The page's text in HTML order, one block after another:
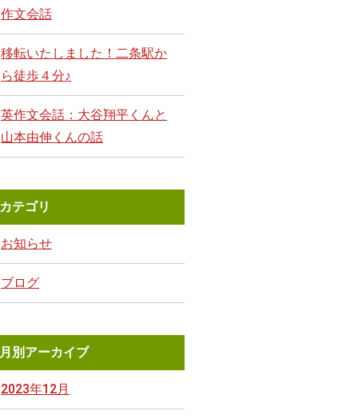
作文会話
移転いたしました！二条駅か
ら徒歩４分♪
英作文会話：大谷翔平くんと
山本由伸くんの話
カテゴリ
お知らせ
ブログ
月別アーカイブ
2023年12月